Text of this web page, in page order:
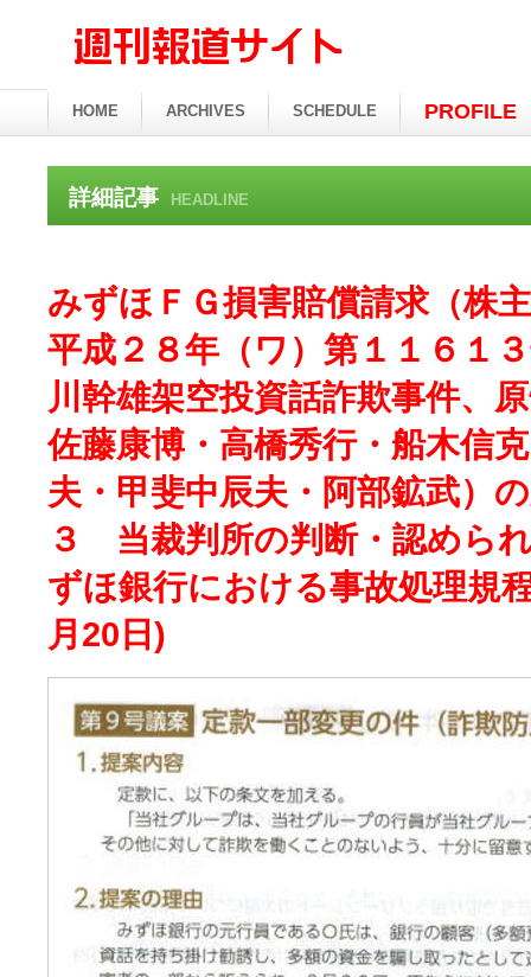
詳細記事 HEADLINE
みずほＦＧ損害賠償請求（株
平成２８年（ワ）第１１６１
川幹雄架空投資話詐欺事件、
佐藤康博・高橋秀行・船木信
夫・甲斐中辰夫・阿部鉱武）
３ 当裁判所の判断・認めら
ずほ銀行における事故処理規
月20日)
HOME ARCHIVES SCHEDULE PROFILE